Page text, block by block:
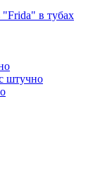
в тубах
штучно